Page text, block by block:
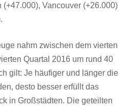
(+47.000), Vancouver (+26.000)
nahm zwischen dem vierten
Quartal 2016 um rund 40
gilt: Je häufiger und länger die
desto besser erfüllt das
in Großstädten. Die geteilten